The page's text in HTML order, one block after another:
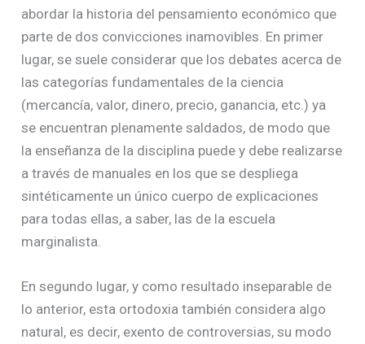
abordar la historia del pensamiento económico que
parte de dos convicciones inamovibles. En primer
lugar, se suele considerar que los debates acerca de
las categorías fundamentales de la ciencia
(mercancía, valor, dinero, precio, ganancia, etc.) ya
se encuentran plenamente saldados, de modo que
la enseñanza de la disciplina puede y debe realizarse
a través de manuales en los que se despliega
sintéticamente un único cuerpo de explicaciones
para todas ellas, a saber, las de la escuela
marginalista.
En segundo lugar, y como resultado inseparable de
lo anterior, esta ortodoxia también considera algo
natural, es decir, exento de controversias, su modo